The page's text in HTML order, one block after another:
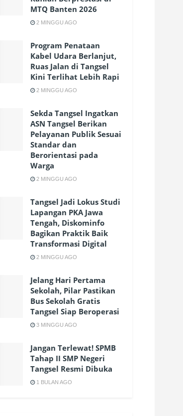
MTQ Banten 2026
2 MINGGU AGO
Program Penataan
Kabel Udara Berlanjut,
Ruas Jalan di Tangsel
Kini Terlihat Lebih Rapi
2 MINGGU AGO
Sekda Tangsel Ingatkan
ASN Tangsel Berikan
Pelayanan Publik Sesuai
Standar dan
Berorientasi pada
Warga
2 MINGGU AGO
Tangsel Jadi Lokus Studi
Lapangan PKA Jawa
Tengah, Diskominfo
Bagikan Praktik Baik
Transformasi Digital
2 MINGGU AGO
Jelang Hari Pertama
Sekolah, Pilar Pastikan
Bus Sekolah Gratis
Tangsel Siap Beroperasi
3 MINGGU AGO
Jangan Terlewat! SPMB
Tahap II SMP Negeri
Tangsel Resmi Dibuka
1 BULAN AGO